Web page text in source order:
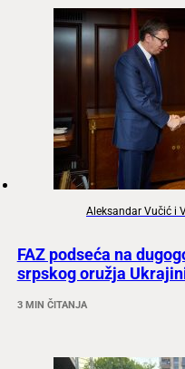
Aleksandar Vučić i
FAZ podseća na
srpskog oružja
3 MIN ČITANJA